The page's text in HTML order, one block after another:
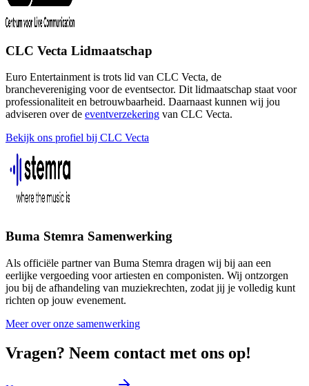
CLC Vecta Lidmaatschap
Euro Entertainment is trots lid van CLC Vecta, de
branchevereniging voor de eventsector. Dit lidmaatschap staat voor
professionaliteit en betrouwbaarheid. Daarnaast kunnen wij jou
adviseren over de eventverzekering van CLC Vecta.
Bekijk ons profiel bij CLC Vecta
Buma Stemra Samenwerking
Als officiële partner van Buma Stemra dragen wij bij aan een
eerlijke vergoeding voor artiesten en componisten. Wij ontzorgen
jou bij de afhandeling van muziekrechten, zodat jij je volledig kunt
richten op jouw evenement.
Meer over onze samenwerking
Vragen? Neem contact met ons op!